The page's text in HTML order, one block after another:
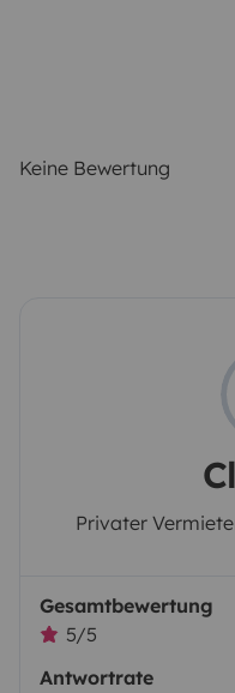
Keine Bewertung
Privater
Gesamtbewertung
5/5
Antwortrate